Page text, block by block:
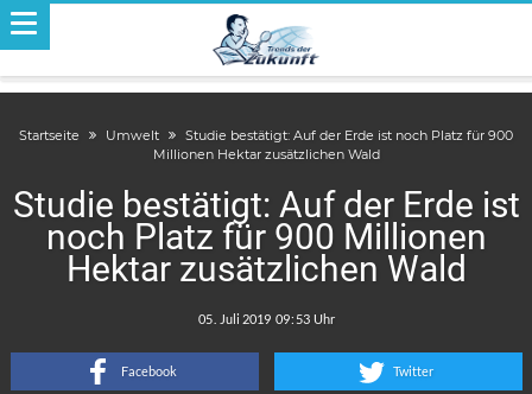
Startseite Umwelt
Studie bestätigt: Auf der Erde ist noch Platz für 900
Millionen Hektar zusätzlichen Wald
Studie bestätigt: Auf der Erde ist
noch Platz für 900 Millionen
Hektar zusätzlichen Wald
:
Facebook Twitter